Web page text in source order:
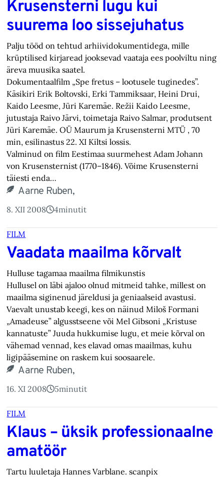
Krusensterni lugu kui
suurema loo sissejuhatus
Palju tööd on tehtud arhiividokumentidega, mille
krüptilised kirjaread jooksevad vaataja ees poolviltu ning
äreva muusika saatel.
Dokumentaalfilm „Spe fretus – lootusele tuginedes”.
Käsikiri Erik Boltovski, Erki Tammiksaar, Heini Drui,
Kaido Leesme, Jüri Karemäe. Režii Kaido Leesme,
jutustaja Raivo Järvi, toimetaja Raivo Salmar, produtsent
Jüri Karemäe. OÜ Maurum ja Krusensterni MTÜ , 70
min, esilinastus 22. XI Kiltsi lossis.
Valminud on film Eestimaa suurmehest Adam Johann
von Krusensternist (1770–1846). Võime Krusensterni
täiesti enda…
Aarne Ruben,
8. XII 2008 4minutit
FILM
Vaadata maailma kõrvalt
Hulluse tagamaa maailma filmikunstis
Hullusel on läbi ajaloo olnud mitmeid tahke, millest on
maailma siginenud järeldusi ja geniaalseid avastusi.
Vaevalt unustab keegi, kes on näinud Miloš Formani
„Amadeuse” algusstseene või Mel Gibsoni „Kristuse
kannatuste” Juuda hukkumise lugu, et meie kõrval on
vähemad vennad, kes elavad omas maailmas, kuhu
ligipääsemine on raskem kui soosaarele.
Aarne Ruben,
16. XI 2008 5minutit
FILM
Klaus – üksik professionaalne
amatöör
Tartu luuletaja Hannes Varblane. scanpix